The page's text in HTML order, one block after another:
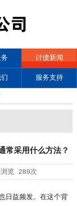
讨债新闻
服务支持
常采用什么方法？
览 289次
益频发。在这个背